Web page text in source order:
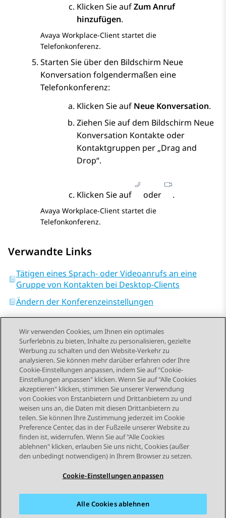
Klicken Sie aufZum Anruf
hinzufügen.
Avaya Workplace-Client startet die
Telefonkonferenz.
Starten Sie über den Bildschirm Neue
Konversation folgendermaßen eine
Telefonkonferenz:
Klicken Sie auf Neue Konversation.
Ziehen Sie auf dem Bildschirm Neue
Konversation Kontakte oder
Kontaktgruppen per „Drag and
Drop“.
Klicken Sie auf oder .
Avaya Workplace-Client startet die
Telefonkonferenz.
Verwandte Links
Tätigen eines Sprach- oder Videoanrufs an eine
Gruppe von Kontakten bei Desktop-Clients
Ändern der Konferenzeinstellungen
Send Feedback
Themennavigation
Vorheriges Thema Nächstes Thema
STAY CONNECTED
Wir verwenden Cookies, um Ihnen ein optimales
Surferlebnis zu bieten, Inhalte zu personalisieren, gezielte
Werbung zu schalten und den Website-Verkehr zu
analysieren. Sie können mehr darüber erfahren oder Ihre
Cookie-Einstellungen anpassen, indem Sie auf "Cookie-
Einstellungen anpassen" klicken. Wenn Sie auf "Alle Cookies
akzeptieren" klicken, stimmen Sie unserer Verwendung
von Cookies von Erstanbietern und Drittanbietern zu und
weisen uns an, die Daten mit diesen Drittanbietern zu
teilen. Sie können Ihre Zustimmung jederzeit im Cookie
Preference Center, das in der Fußzeile unserer Website zu
finden ist, widerrufen. Wenn Sie auf "Alle Cookies
ablehnen" klicken, erlauben Sie uns nicht, Cookies (außer
den unbedingt notwendigen) in Ihrem Browser zu setzen.
Cookie-Einstellungen anpassen
Alle Cookies ablehnen